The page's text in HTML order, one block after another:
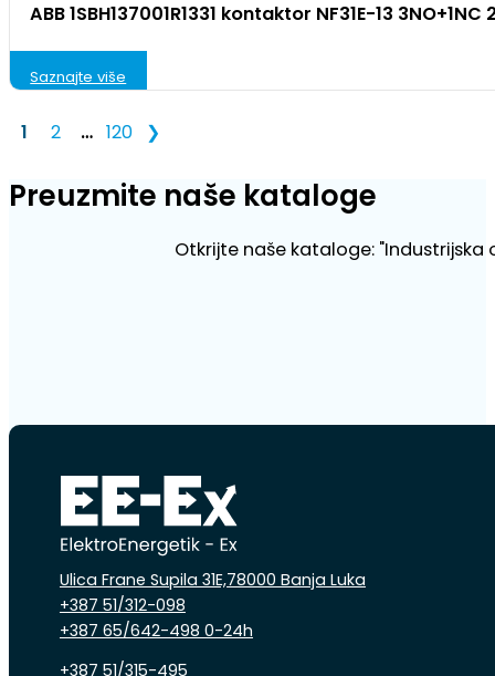
ABB 1SBH137001R1331 kontaktor NF31E-13 3NO+1NC
Saznajte više
1 2 … 120 ❯
Preuzmite naše kataloge
Otkrijte naše kataloge:
Ulica Frane Supila 31E,78000 Banja Luka
+387 51/312-098
+387 65/642-498 0-24h
+387 51/315-495